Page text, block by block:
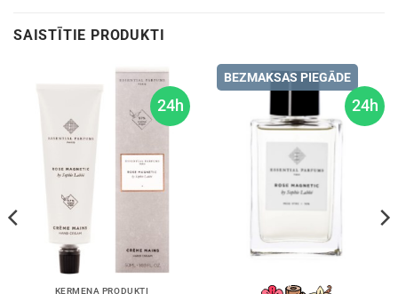
SAISTĪTIE PRODUKTI
24h
ĶERMEŅA PRODUKTI
24h
BEZMAKSAS PIEGĀDE